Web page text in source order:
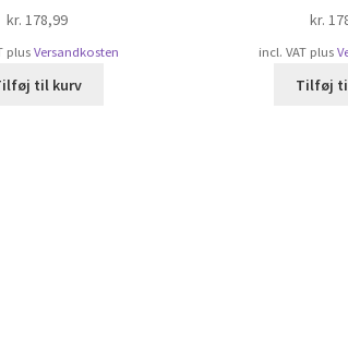
kr. 178,99
plusVersandkosten
til kurv
kr.
incl. VAT plus
Tilføj